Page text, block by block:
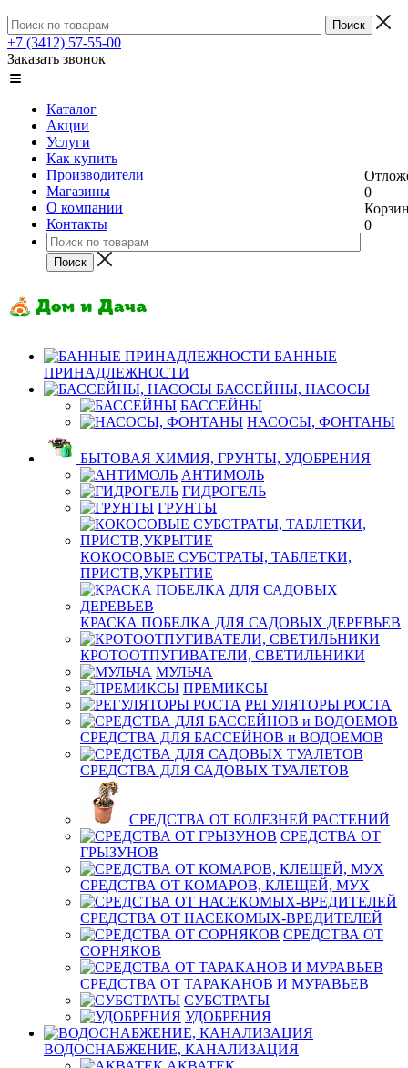
+7 (3412) 57-55-00
Заказать звонок
Каталог
Акции
Услуги
Как купить
Производители
Магазины
О компании
Контакты
0
0
БАННЫЕ
ПРИНАДЛЕЖНОСТИ
БАССЕЙНЫ, НАСОСЫ
БАССЕЙНЫ
НАСОСЫ, ФОНТАНЫ
БЫТОВАЯ ХИМИЯ, ГРУНТЫ, УДОБРЕНИЯ
АНТИМОЛЬ
ГИДРОГЕЛЬ
ГРУНТЫ
КОКОСОВЫЕ СУБСТРАТЫ, ТАБЛЕТКИ,
ПРИСТВ,УКРЫТИЕ
КРАСКА ПОБЕЛКА ДЛЯ САДОВЫХ ДЕРЕВЬЕВ
КРОТООТПУГИВАТЕЛИ, СВЕТИЛЬНИКИ
МУЛЬЧА
ПРЕМИКСЫ
РЕГУЛЯТОРЫ РОСТА
СРЕДСТВА ДЛЯ БАССЕЙНОВ и ВОДОЕМОВ
СРЕДСТВА ДЛЯ САДОВЫХ ТУАЛЕТОВ
СРЕДСТВА ОТ БОЛЕЗНЕЙ РАСТЕНИЙ
СРЕДСТВА ОТ
ГРЫЗУНОВ
СРЕДСТВА ОТ КОМАРОВ, КЛЕЩЕЙ, МУХ
СРЕДСТВА ОТ НАСЕКОМЫХ-ВРЕДИТЕЛЕЙ
СРЕДСТВА ОТ
СОРНЯКОВ
СРЕДСТВА ОТ ТАРАКАНОВ И МУРАВЬЕВ
СУБСТРАТЫ
УДОБРЕНИЯ
ВОДОСНАБЖЕНИЕ, КАНАЛИЗАЦИЯ